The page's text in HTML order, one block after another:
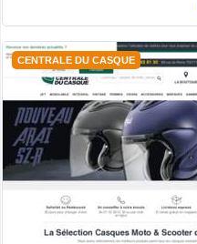
CENTRALE DU CASQUE